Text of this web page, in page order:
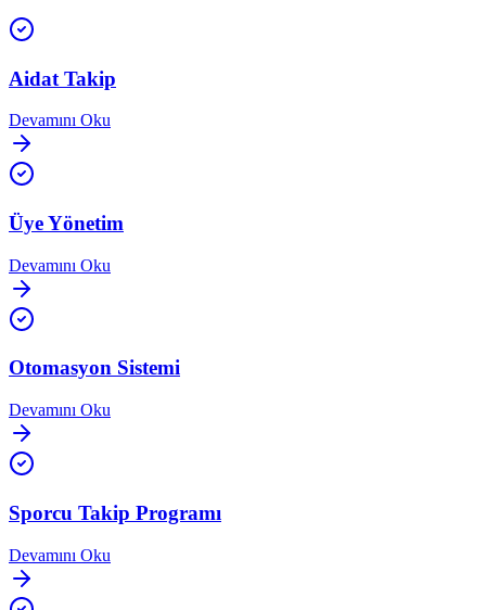
Aidat Takip
Devamını Oku
Üye Yönetim
Devamını Oku
Otomasyon Sistemi
Devamını Oku
Sporcu Takip Programı
Devamını Oku